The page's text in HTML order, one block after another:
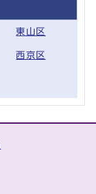
東山区
西京区